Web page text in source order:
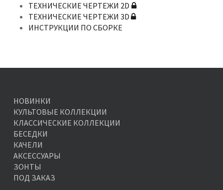
ТЕХНИЧЕСКИЕ ЧЕРТЕЖИ 2D
ТЕХНИЧЕСКИЕ ЧЕРТЕЖИ 3D
ИНСТРУКЦИИ ПО СБОРКЕ
НОВИНКИ
КУЛЬТОВЫЕ КОЛЛЕКЦИИ
КЛАССИЧЕСКИЕ КОЛЛЕКЦИИ
БЕСЕДКИ
КАЧЕЛИ
АКСЕССУАРЫ
ЗОНТЫ
ПОД ЗАКАЗ